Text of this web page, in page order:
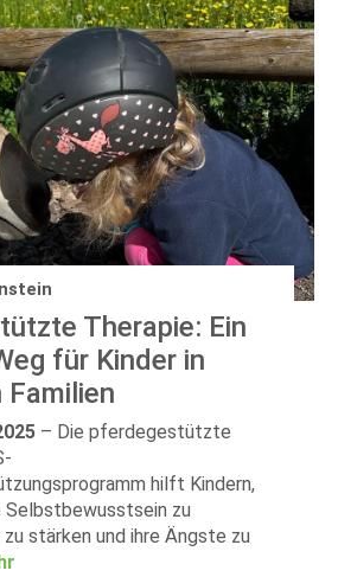
Therapie: Ein
für Kinder in
– Die pferdegestützte
hilft Kindern,
Selbstbewusstsein zu
stärken und ihre Ängste zu